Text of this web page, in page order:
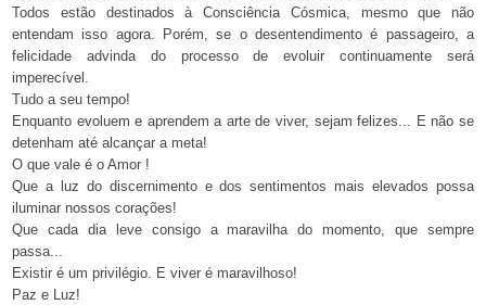
Todos estão destinados à Consciência Cósmica, mesmo que não
entendam isso agora. Porém, se o desentendimento é passageiro, a
felicidade advinda do processo de evoluir continuamente será
imperecível.
Tudo a seu tempo!
Enquanto evoluem e aprendem a arte de viver, sejam felizes... E não se
detenham até alcançar a meta!
O que vale é o Amor !
Que a luz do discernimento e dos sentimentos mais elevados possa
iluminar nossos corações!
Que cada dia leve consigo a maravilha do momento, que sempre
passa...
Existir é um privilégio. E viver é maravilhoso!
Paz e Luz!